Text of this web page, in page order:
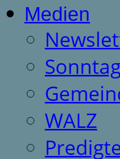
Medien
WALZ